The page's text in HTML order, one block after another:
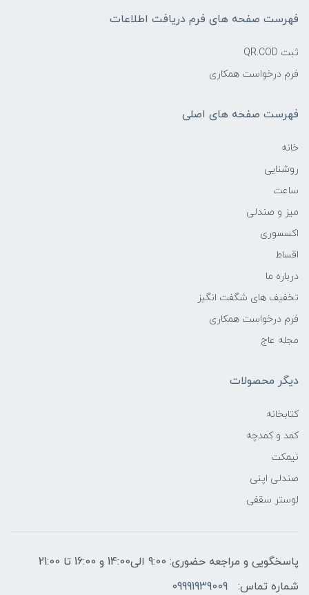
فهرست صفحه های فرم دریافت اطلاعات
ثبت QR.COD
فرم درخواست همکاری
فهرست صفحه های اصلی
خانه
روشنایی
ساعت
میز و صندلی
اکسسوری
اقساط
درباره ما
تخفیف های شگفت انگیز
فرم درخواست همکاری
مجله عاج
دیگر محصولات
کتابخانه
کمد و کمدچه
نیمکت
صندلی اپنی
لوستر سقفی
پاسخگویی و مراجعه حضوری: 9:00 الی14:00 و 16:00 تا 21:00
شماره تماس:
09991939009